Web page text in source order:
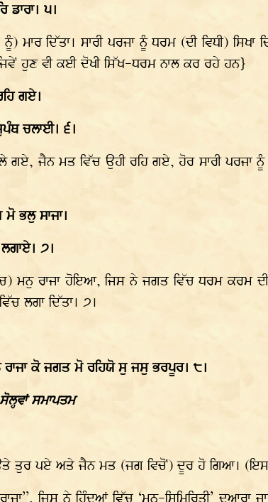
ਡਾਰਾ। ੫।
ਮਾਰ ਦਿੱਤਾ। ਸਾਰੀ ਪਰਜਾ ਨੂੰ ਧਰਮ (ਦੀ ਵਿਧੀ)
ਹੁਣ ਵੀ ਕਈ ਦੋਖੀ ਸਿੱਖ-ਧਰਮ ਨਾਲ ਕਰ ਰਹੇ ਹਨ}
ਗਏ।
ਚਲਾਈ। ੬।
ਗਏ, ਜੈਨ ਮਤ ਵਿੱਚ ਉਹੀ ਰਹਿ ਗਏ, ਹੋਰ ਸਾਰੀ
ਭਲੁ ਸਾਜਾ।
੭।
ਮਨੁ ਰਾਜਾ ਹੋਇਆ, ਜਿਸ ਨੇ ਜਗਤ ਵਿੱਚ ਧਰਮ ਕਰਮ ਦੀ
ਲਗਾ ਦਿੱਤਾ। ੭।
ਕੋ ਜਗਤ ਮੋ ਰਹਿਯੋ ਸੁ ਜਸੁ ਭਰਪੂਰ। ੮।
ਸਮਾਪਤਮ
ਤੁਰ ਪਏ ਅਤੇ ਜੈਨ ਮਤ (ਜਗ ਵਿਚੋਂ) ਦੂਰ ਹੋ ਗਿਆ। (ਇਸ